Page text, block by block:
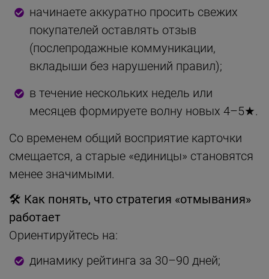
начинаете аккуратно просить свежих
покупателей оставлять отзыв
(послепродажные коммуникации,
вкладыши без нарушений правил);
в течение нескольких недель или
месяцев формируете волну новых 4–5★.
Со временем общий восприятие карточки
смещается, а старые «единицы» становятся
менее значимыми.
🛠 Как понять, что стратегия «отмывания»
работает
Ориентируйтесь на:
динамику рейтинга за 30–90 дней;